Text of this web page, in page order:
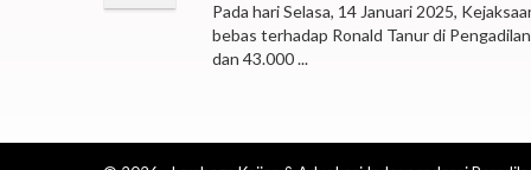
Pada hari Selasa, 14 Januari 2025,
bebas terhadap Ronald Tanur di
dan 43.000 ...